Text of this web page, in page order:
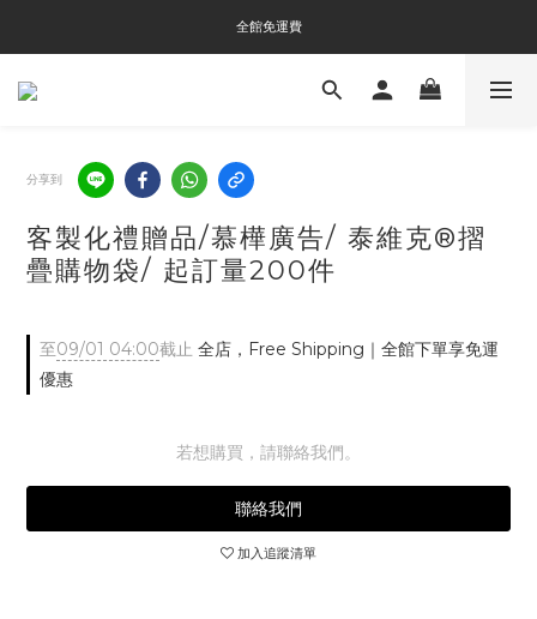
全館免運費
全館免運費
全館消費滿$3000即贈Tyvek®環保袋
分享到
客製化禮贈品/慕樺廣告/ 泰維克®摺
疊購物袋/ 起訂量200件
至09/01 04:00截止 全店，Free Shipping｜全館下單享免運
優惠
若想購買，請聯絡我們。
聯絡我們
加入追蹤清單